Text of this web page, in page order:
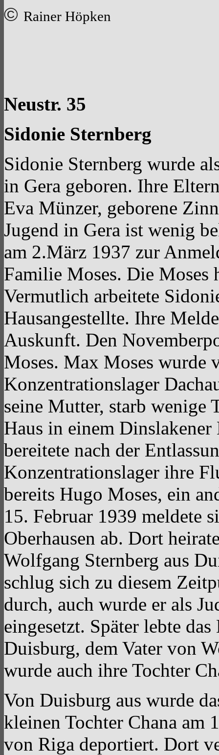
© Rainer Höpken
Neustr. 35
Sidonie Sternberg
Sidonie Sternberg wurde
in Gera geboren. Ihre
Eva Münzer, geborene
Jugend in Gera ist wenig
am 2.März 1937 zur
Familie Moses. Die Moses
Vermutlich arbeitete
Hausangestellte. Ihre
Auskunft. Den
Moses. Max Moses wurde
Konzentrationslager
seine Mutter, starb wenige
Haus in einem
bereitete nach der
Konzentrationslager ihre
bereits Hugo Moses, ein
15. Februar 1939 meldete
Oberhausen ab. Dort
Wolfgang Sternberg aus
schlug sich zu diesem
durch, auch wurde er als
eingesetzt. Später lebte
Duisburg, dem Vater von
wurde auch ihre Tochter
Von Duisburg aus wurde
kleinen Tochter Chana am
von Riga deportiert. Dort